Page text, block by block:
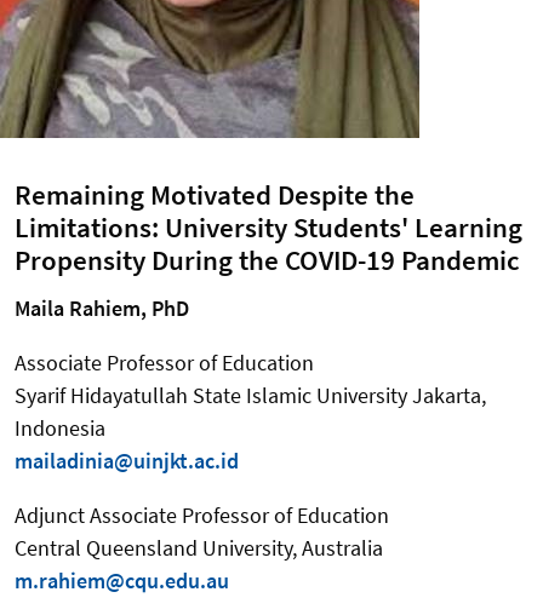
Remaining Motivated Despite the
Limitations: University Students' Learning
Propensity During the COVID-19 Pandemic
Maila Rahiem, PhD
Associate Professor of Education
Syarif Hidayatullah State Islamic University Jakarta,
Indonesia
mailadinia@uinjkt.ac.id
Adjunct Associate Professor of Education
Central Queensland University, Australia
m.rahiem@cqu.edu.au